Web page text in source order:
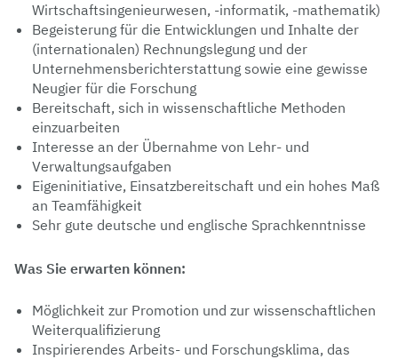
Wirtschaftsingenieurwesen, -informatik, -mathematik)
Begeisterung für die Entwicklungen und Inhalte der
(internationalen) Rechnungslegung und der
Unternehmensberichterstattung sowie eine gewisse
Neugier für die Forschung
Bereitschaft, sich in wissenschaftliche Methoden
einzuarbeiten
Interesse an der Übernahme von Lehr- und
Verwaltungsaufgaben
Eigeninitiative, Einsatzbereitschaft und ein hohes Maß
an Teamfähigkeit
Sehr gute deutsche und englische Sprachkenntnisse
Was Sie erwarten können:
Möglichkeit zur Promotion und zur wissenschaftlichen
Weiterqualifizierung
Inspirierendes Arbeits- und Forschungsklima, das